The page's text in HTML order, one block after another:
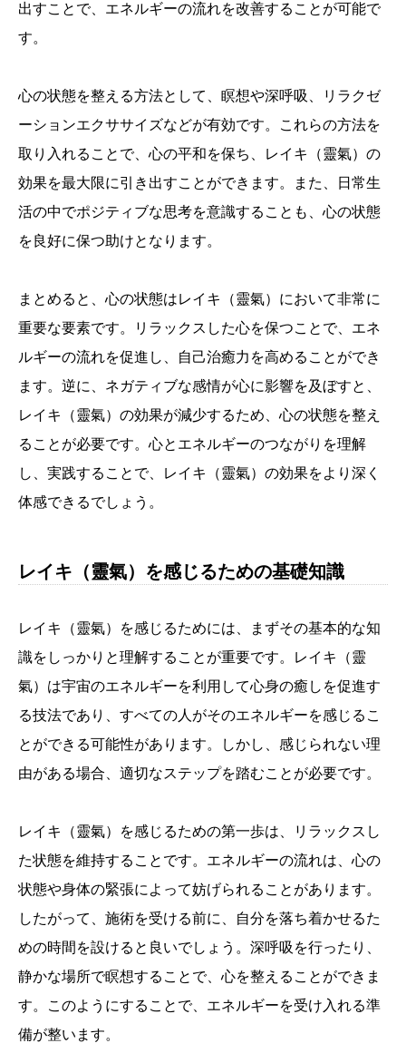
出すことで、エネルギーの流れを改善することが可能で
す。
心の状態を整える方法として、瞑想や深呼吸、リラクゼ
ーションエクササイズなどが有効です。これらの方法を
取り入れることで、心の平和を保ち、レイキ（靈氣）の
効果を最大限に引き出すことができます。また、日常生
活の中でポジティブな思考を意識することも、心の状態
を良好に保つ助けとなります。
まとめると、心の状態はレイキ（靈氣）において非常に
重要な要素です。リラックスした心を保つことで、エネ
ルギーの流れを促進し、自己治癒力を高めることができ
ます。逆に、ネガティブな感情が心に影響を及ぼすと、
レイキ（靈氣）の効果が減少するため、心の状態を整え
ることが必要です。心とエネルギーのつながりを理解
し、実践することで、レイキ（靈氣）の効果をより深く
体感できるでしょう。
レイキ（靈氣）を感じるための基礎知識
レイキ（靈氣）を感じるためには、まずその基本的な知
識をしっかりと理解することが重要です。レイキ（靈
氣）は宇宙のエネルギーを利用して心身の癒しを促進す
る技法であり、すべての人がそのエネルギーを感じるこ
とができる可能性があります。しかし、感じられない理
由がある場合、適切なステップを踏むことが必要です。
レイキ（靈氣）を感じるための第一歩は、リラックスし
た状態を維持することです。エネルギーの流れは、心の
状態や身体の緊張によって妨げられることがあります。
したがって、施術を受ける前に、自分を落ち着かせるた
めの時間を設けると良いでしょう。深呼吸を行ったり、
静かな場所で瞑想することで、心を整えることができま
す。このようにすることで、エネルギーを受け入れる準
備が整います。